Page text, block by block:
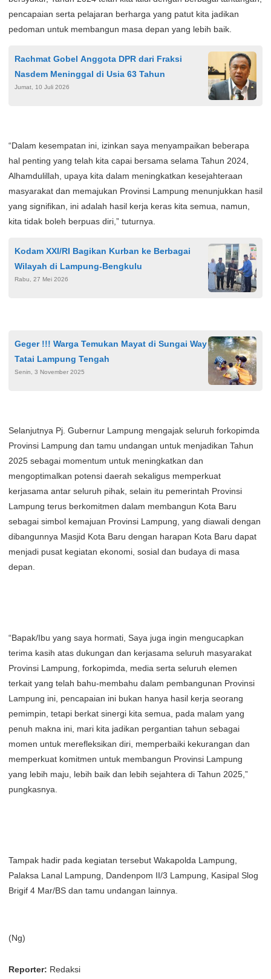
pencapaian serta pelajaran berharga yang patut kita jadikan
pedoman untuk membangun masa depan yang lebih baik.
Rachmat Gobel Anggota DPR dari Fraksi
Nasdem Meninggal di Usia 63 Tahun
Jumat, 10 Juli 2026
“Dalam kesempatan ini, izinkan saya menyampaikan beberapa
hal penting yang telah kita capai bersama selama Tahun 2024,
Alhamdulillah, upaya kita dalam meningkatkan kesejahteraan
masyarakat dan memajukan Provinsi Lampung menunjukkan hasil
yang signifikan, ini adalah hasil kerja keras kita semua, namun,
kita tidak boleh berpuas diri,” tuturnya.
Kodam XXI/RI Bagikan Kurban ke Berbagai
Wilayah di Lampung-Bengkulu
Rabu, 27 Mei 2026
Geger !!! Warga Temukan Mayat di Sungai Way
Tatai Lampung Tengah
Senin, 3 November 2025
Selanjutnya Pj. Gubernur Lampung mengajak seluruh forkopimda
Provinsi Lampung dan tamu undangan untuk menjadikan Tahun
2025 sebagai momentum untuk meningkatkan dan
mengoptimalkan potensi daerah sekaligus memperkuat
kerjasama antar seluruh pihak, selain itu pemerintah Provinsi
Lampung terus berkomitmen dalam membangun Kota Baru
sebagai simbol kemajuan Provinsi Lampung, yang diawali dengan
dibangunnya Masjid Kota Baru dengan harapan Kota Baru dapat
menjadi pusat kegiatan ekonomi, sosial dan budaya di masa
depan.
“Bapak/Ibu yang saya hormati, Saya juga ingin mengucapkan
terima kasih atas dukungan dan kerjasama seluruh masyarakat
Provinsi Lampung, forkopimda, media serta seluruh elemen
terkait yang telah bahu-membahu dalam pembangunan Provinsi
Lampung ini, pencapaian ini bukan hanya hasil kerja seorang
pemimpin, tetapi berkat sinergi kita semua, pada malam yang
penuh makna ini, mari kita jadikan pergantian tahun sebagai
momen untuk merefleksikan diri, memperbaiki kekurangan dan
memperkuat komitmen untuk membangun Provinsi Lampung
yang lebih maju, lebih baik dan lebih sejahtera di Tahun 2025,”
pungkasnya.
Tampak hadir pada kegiatan tersebut Wakapolda Lampung,
Palaksa Lanal Lampung, Dandenpom II/3 Lampung, Kasipal Slog
Brigif 4 Mar/BS dan tamu undangan lainnya.
(Ng)
Reporter: Redaksi